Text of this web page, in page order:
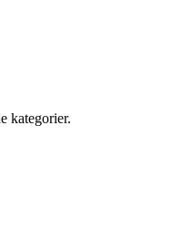
kategorier.